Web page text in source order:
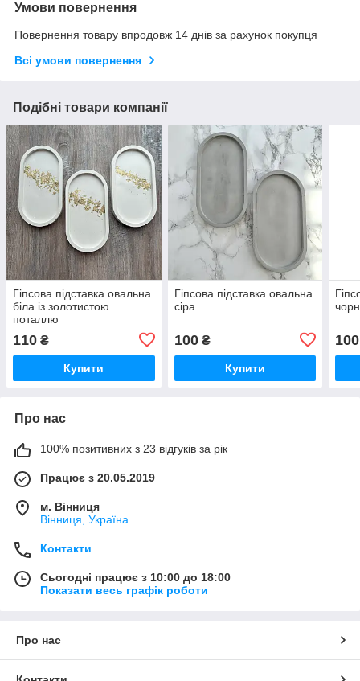
Умови повернення
Повернення товару впродовж 14 днів за рахунок покупця
Всі умови повернення
Подібні товари компанії
Гіпсова підставка овальна
біла із золотистою
поталлю
110 ₴
Купити
Гіпсова підставка овальна
сіра
100₴
Купити
100
Про нас
100% позитивних з 23 відгуків за рік
Працює з 20.05.2019
м. Вінниця
Вінниця, Україна
Контакти
Сьогодні працює з 10:00 до 18:00
Показати весь графік роботи
Про нас